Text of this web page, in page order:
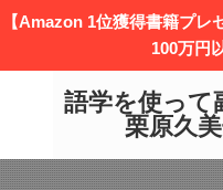
【Amazon 1位獲得書籍プレ
100万円
語学を使って
栗原久